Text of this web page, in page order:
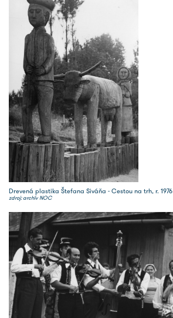
Drevená plastika Štefana Siváňa - Cestou na trh, r. 1976
zdroj: archív NOC